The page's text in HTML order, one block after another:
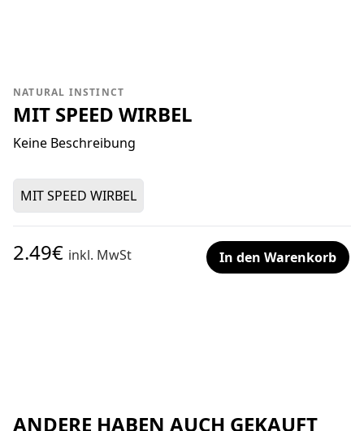
NATURAL INSTINCT
MIT SPEED WIRBEL
Keine Beschreibung
MIT SPEED WIRBEL
2.49€ inkl. MwSt In den Warenkorb
ANDERE HABEN AUCH GEKAUFT